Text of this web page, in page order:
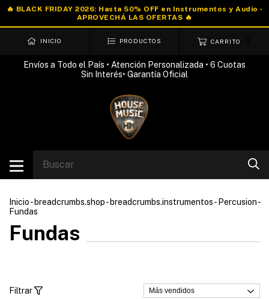
INICIO PRODUCTOS CARRITO
Envíos a Todo el País • Atención Personalizada • 6 Cuotas
Sin Interés• Garantía Oficial
Inicio- breadcrumbs.shop- breadcrumbs.instrumentos- Percusion-
Fundas
Fundas
Filtrar